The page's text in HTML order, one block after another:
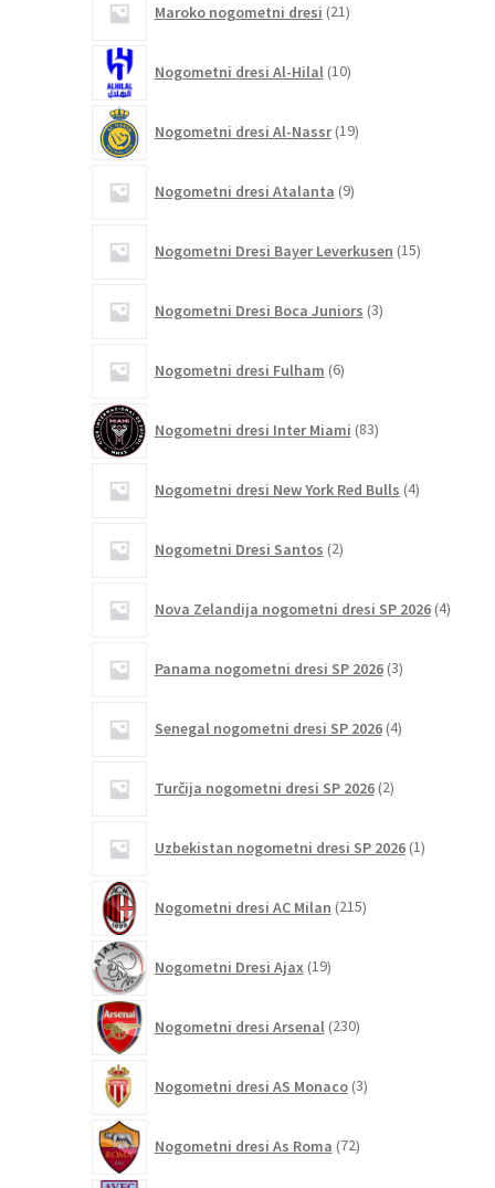
Maroko nogometni dresi 21izdelkov
Nogometni dresi Al-Hilal 10izdelkov
Nogometni dresi Al-Nassr 19izdelkov
Nogometni dresi Atalanta 9izdelkov
Nogometni Dresi Bayer Leverkusen 15izdelkov
Nogometni Dresi Boca Juniors 3izdelki
Nogometni dresi Fulham 6izdelkov
Nogometni dresi Inter Miami 83izdelkov
Nogometni dresi New York Red Bulls 4izdelki
Nogometni Dresi Santos 2izdelka
Nova Zelandija nogometni dresi SP 2026 4izdelki
Panama nogometni dresi SP 2026 3izdelki
Senegal nogometni dresi SP 2026 4izdelki
Turčija nogometni dresi SP 2026 2izdelka
Uzbekistan nogometni dresi SP 2026 1izdelek
Nogometni dresi AC Milan 215izdelkov
Nogometni Dresi Ajax 19izdelkov
Nogometni dresi Arsenal 230izdelkov
Nogometni dresi AS Monaco 3izdelki
Nogometni dresi As Roma 72izdelkov